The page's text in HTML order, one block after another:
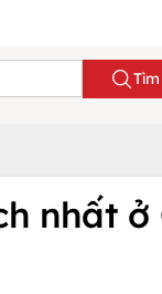
nhất ở